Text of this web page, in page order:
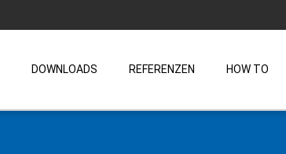
DOWNLOADS REFERENZEN HOW TO